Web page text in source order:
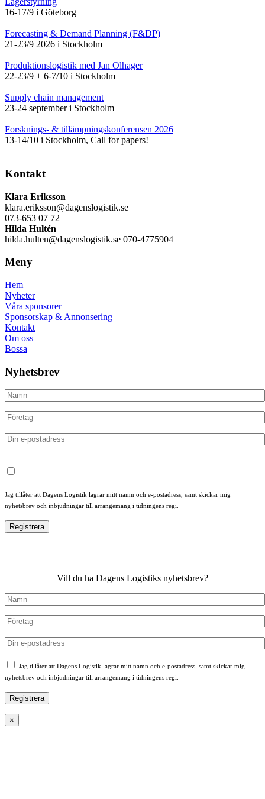
16-17/9 i Göteborg
Forecasting & Demand Planning (F&DP)
21-23/9 2026 i Stockholm
Produktionslogistik med Jan Olhager
22-23/9 + 6-7/10 i Stockholm
Supply chain management
23-24 september i Stockholm
Forsknings- & tillämpningskonferensen 2026
13-14/10 i Stockholm, Call for papers!
Kontakt
Klara Eriksson
klara.eriksson@dagenslogistik.se
073-653 07 72
Hilda Hultén
hilda.hulten@dagenslogistik.se 070-4775904
Meny
Hem
Nyheter
Våra sponsorer
Sponsorskap & Annonsering
Kontakt
Om oss
Bossa
Nyhetsbrev
Jag tillåter att Dagens Logistik lagrar mitt namn och e-postadress, samt skickar mig
nyhetsbrev och inbjudningar till arrangemang i tidningens regi.
Vill du ha Dagens Logistiks nyhetsbrev?
Jag tillåter att Dagens Logistik lagrar mitt namn och e-postadress, samt skickar mig
nyhetsbrev och inbjudningar till arrangemang i tidningens regi.
×